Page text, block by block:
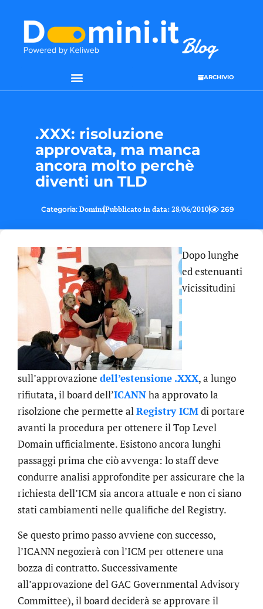
ARCHIVIO
.XXX: risoluzione
approvata, ma manca
ancora molto perchè
diventi un TLD
Categoria: DominiPubblicato in data: 28/06/2010 269
Dopo lunghe
ed estenuanti
vicissitudini
sull’approvazione dell’estensione .XXX, a lungo
rifiutata, il board dell’ICANNha approvato la
risolzione che permette alRegistry ICMdi portare
avanti la procedura per ottenere il Top Level
Domain ufficialmente. Esistono ancora lunghi
passaggi prima che ciò avvenga: lo staff deve
condurre analisi approfondite per assicurare che la
richiesta dell’ICM sia ancora attuale e non ci siano
stati cambiamenti nelle qualifiche del Registry.
Se questo primo passo avviene con successo,
l’ICANN negozierà con l’ICM per ottenere una
bozza di contratto. Successivamente
all’approvazione del GAC Governmental Advisory
Committee), il board deciderà se approvare il